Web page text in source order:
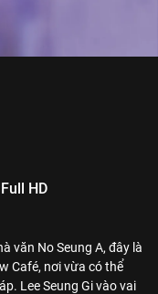
Full HD
văn No Seung A, đây là
Café, nơi vừa có thể
Lee Seung Gi vào vai